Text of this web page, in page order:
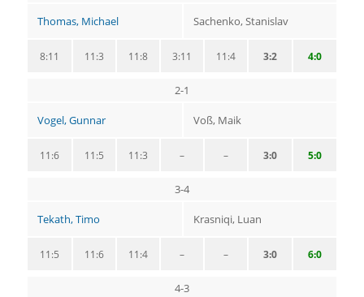
Thomas, Michael Sachenko, Stanislav
4:0
3:2
11:4
3:11
11:8
11:3
8:11
2-1
Vogel, Gunnar Voß, Maik
5:0
3:0
–
–
11:3
11:5
11:6
3-4
Tekath, Timo Krasniqi, Luan
6:0
3:0
–
–
11:4
11:6
11:5
4-3